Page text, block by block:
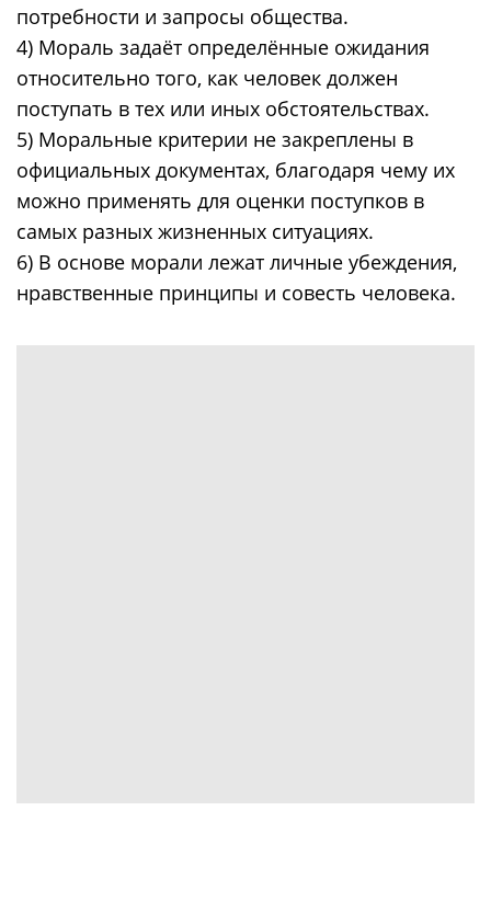
потребности и запросы общества.
4) Мораль задаёт определённые ожидания
относительно того, как человек должен
поступать в тех или иных обстоятельствах.
5) Моральные критерии не закреплены в
официальных документах, благодаря чему их
можно применять для оценки поступков в
самых разных жизненных ситуациях.
6) В основе морали лежат личные убеждения,
нравственные принципы и совесть человека.